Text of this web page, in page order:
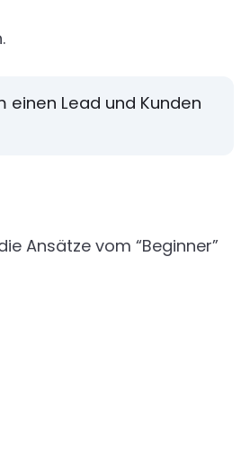
einen Lead und Kunden
Ansätze vom “Beginner”